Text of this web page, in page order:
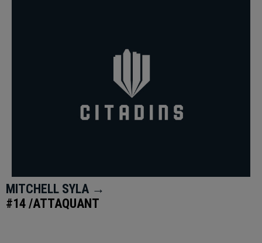
MITCHELL SYLA →
#14 /ATTAQUANT